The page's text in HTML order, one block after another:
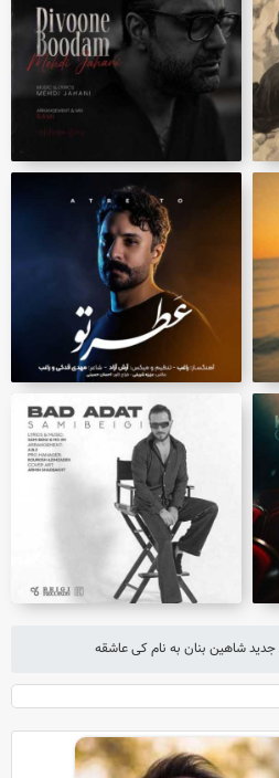
جدید شاهین بنان به نام کی عاشقه